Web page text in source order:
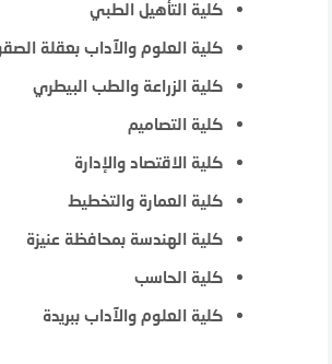
كلية التأهيل الطبي
كلية العلوم والآداب بعقلة
كلية الزراعة والطب البيطري
كلية التصاميم
كلية الاقتصاد والإدارة
كلية العمارة والتخطيط
كلية الهندسة بمحافظة عنيزة
كلية الحاسب
كلية العلوم والآداب ببريدة